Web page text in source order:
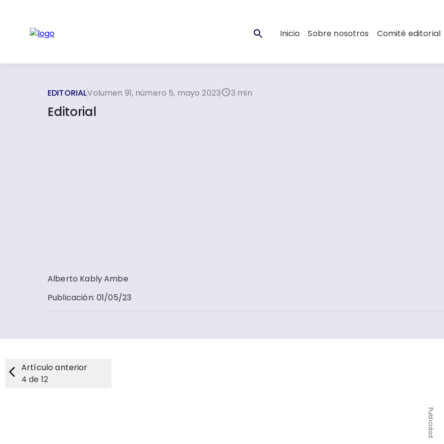
Inicio Sobre nosotros Comité editorial
EDITORIALVolumen 91, número 5, mayo 2023 3 min
Editorial
Alberto Kably Ambe
Publicación: 01/05/23
Artículo anterior
4 de 12
Publicidad